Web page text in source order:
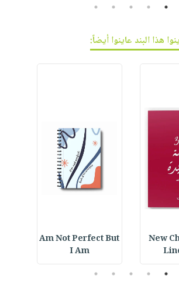
1
2
3
4
5
هذا البند عاينوا أيضاً:
365 New
Am Not Perfect But
I Am
1
2
3
4
5